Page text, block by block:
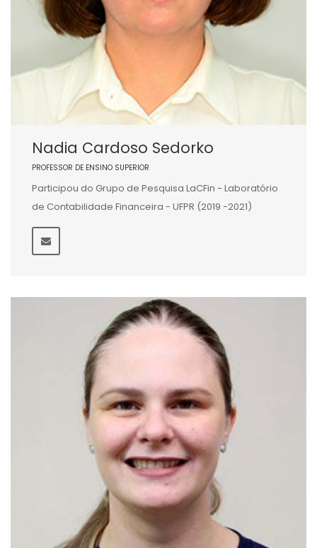
Nadia Cardoso Sedorko
PROFESSOR DE ENSINO SUPERIOR
Participou do Grupo de Pesquisa LaCFin - Laboratório
de Contabilidade Financeira - UFPR (2019 -2021)